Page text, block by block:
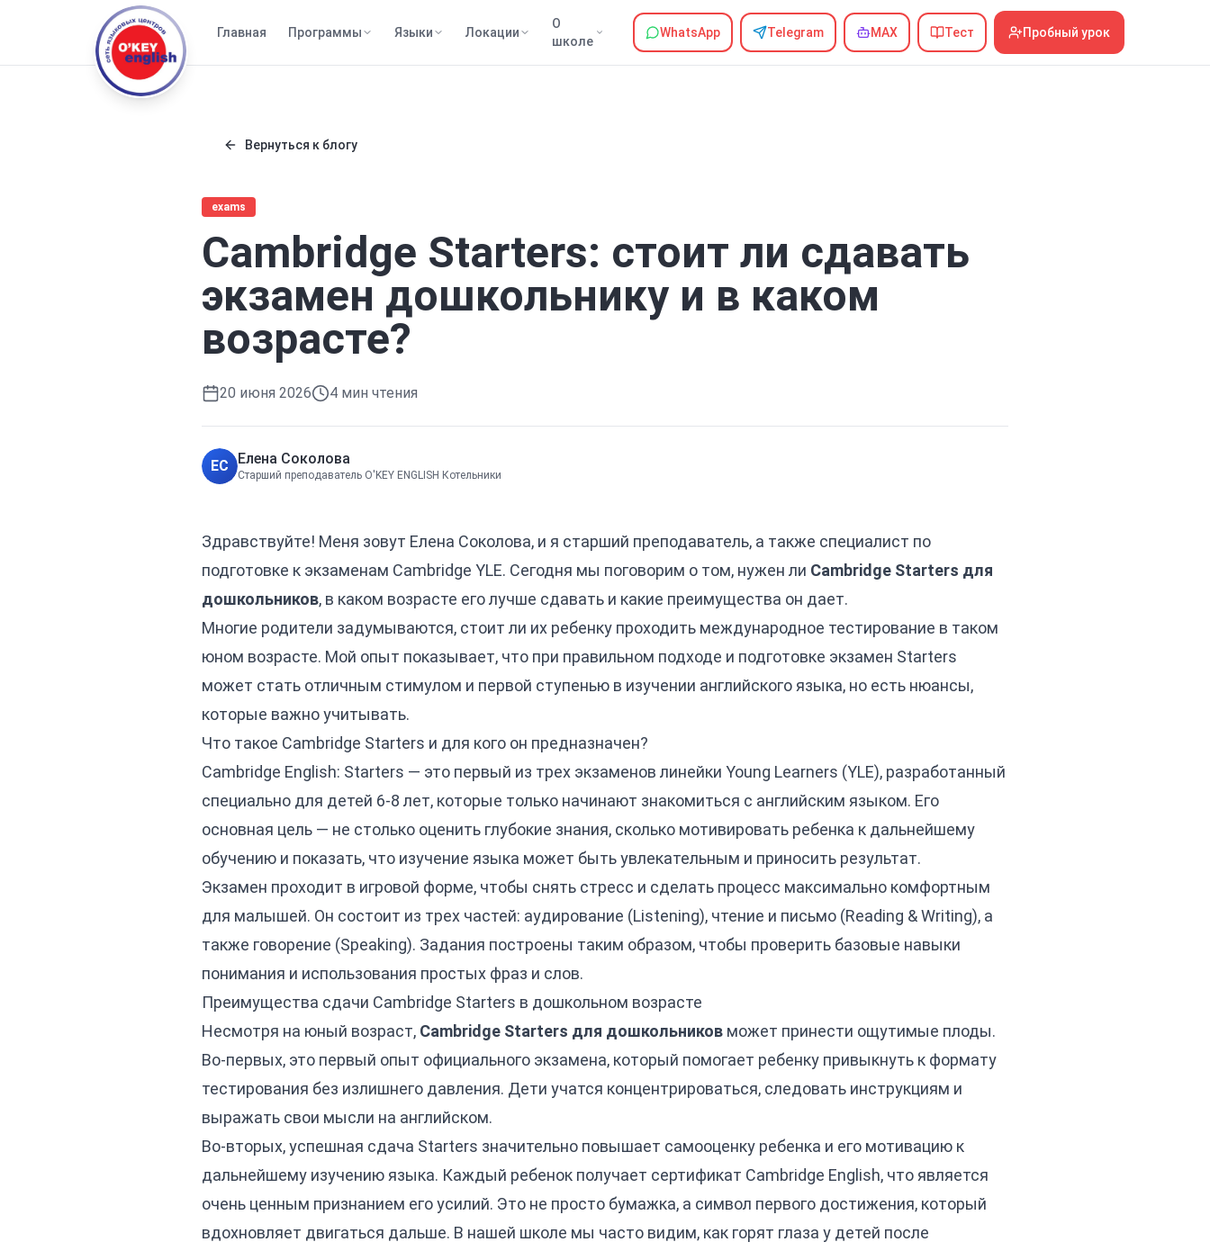
Главная Программы Языки Локации
О
школе
WhatsApp Telegram MAX Тест Пробный урок
Вернуться к блогу
exams
Cambridge Starters: стоит ли сдавать
экзамен дошкольнику и в каком
возрасте?
20 июня 2026 4 мин чтения
ЕС Елена Соколова
Старший преподаватель O'KEY ENGLISH Котельники
Здравствуйте! Меня зовут Елена Соколова, и я старший преподаватель, а также специалист по
подготовке к экзаменам Cambridge YLE. Сегодня мы поговорим о том, нужен ли Cambridge Starters для
дошкольников, в каком возрасте его лучше сдавать и какие преимущества он дает.
Многие родители задумываются, стоит ли их ребенку проходить международное тестирование в таком
юном возрасте. Мой опыт показывает, что при правильном подходе и подготовке экзамен Starters
может стать отличным стимулом и первой ступенью в изучении английского языка, но есть нюансы,
которые важно учитывать.
Что такое Cambridge Starters и для кого он предназначен?
Cambridge English: Starters — это первый из трех экзаменов линейки Young Learners (YLE), разработанный
специально для детей 6-8 лет, которые только начинают знакомиться с английским языком. Его
основная цель — не столько оценить глубокие знания, сколько мотивировать ребенка к дальнейшему
обучению и показать, что изучение языка может быть увлекательным и приносить результат.
Экзамен проходит в игровой форме, чтобы снять стресс и сделать процесс максимально комфортным
для малышей. Он состоит из трех частей: аудирование (Listening), чтение и письмо (Reading & Writing), а
также говорение (Speaking). Задания построены таким образом, чтобы проверить базовые навыки
понимания и использования простых фраз и слов.
Преимущества сдачи Cambridge Starters в дошкольном возрасте
Несмотря на юный возраст, Cambridge Starters для дошкольников может принести ощутимые плоды.
Во-первых, это первый опыт официального экзамена, который помогает ребенку привыкнуть к формату
тестирования без излишнего давления. Дети учатся концентрироваться, следовать инструкциям и
выражать свои мысли на английском.
Во-вторых, успешная сдача Starters значительно повышает самооценку ребенка и его мотивацию к
дальнейшему изучению языка. Каждый ребенок получает сертификат Cambridge English, что является
очень ценным признанием его усилий. Это не просто бумажка, а символ первого достижения, который
вдохновляет двигаться дальше. В нашей школе мы часто видим, как горят глаза у детей после